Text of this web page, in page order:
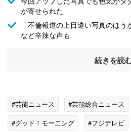
が寄せられた
「不倫報道の上目遣い写真のほう
など辛辣な声も
続きを読
#芸能ニュース #芸能総合ニュース
#グッド！モーニング
#フジテレビ